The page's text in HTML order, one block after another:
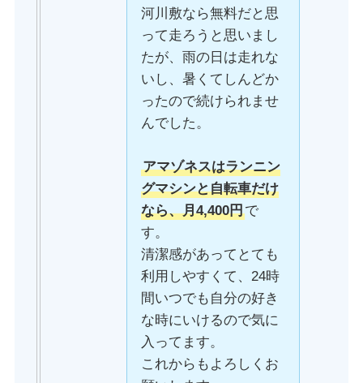
河川敷なら無料だと思
って走ろうと思いまし
たが、雨の日は走れな
いし、暑くてしんどか
ったので続けられませ
んでした。
アマゾネスはランニン
グマシンと自転車だけ
なら、月4,400円で
す。
清潔感があってとても
利用しやすくて、24時
間いつでも自分の好き
な時にいけるので気に
入ってます。
これからもよろしくお